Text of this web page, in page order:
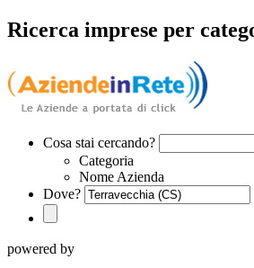
Ricerca imprese per
Cosa stai cercando?
Categoria
Nome Azienda
Dove?
powered by